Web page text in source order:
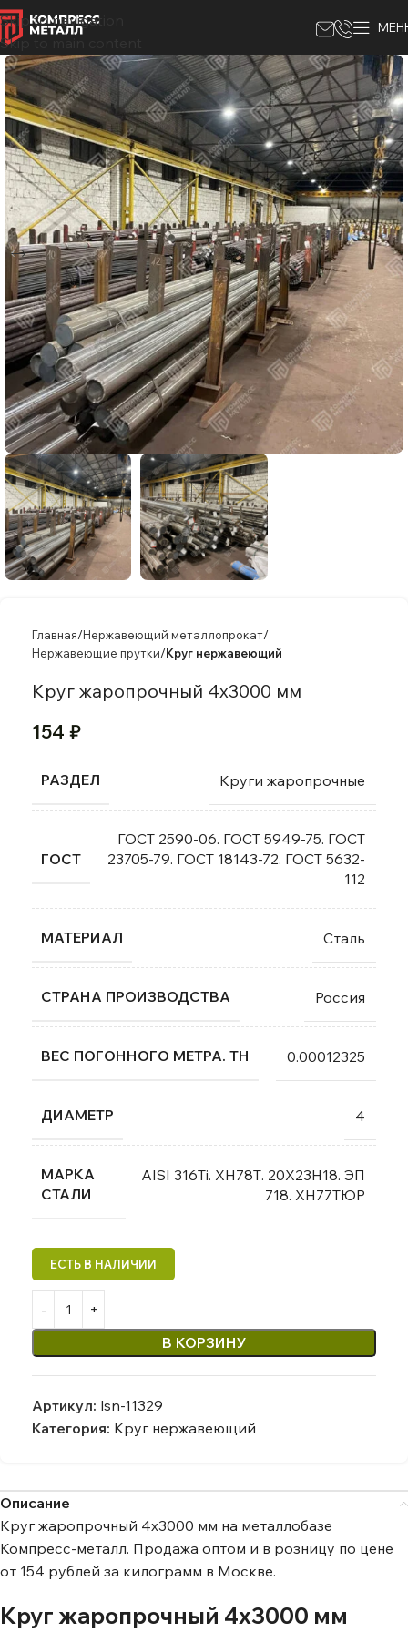
Skip to navigation
Skip to main content
Главная Нержавеющий металлопрокат
Нержавеющие прутки Круг нержавеющий
Круг жаропрочный 4х3000 мм
154 ₽
РАЗДЕЛ Круги жаропрочные
ГОСТ
ГОСТ 2590-06. ГОСТ 5949-75. ГОСТ
23705-79. ГОСТ 18143-72. ГОСТ 5632-
112
МАТЕРИАЛ Сталь
СТРАНА ПРОИЗВОДСТВА Россия
ВЕС ПОГОННОГО МЕТРА. ТН 0.00012325
ДИАМЕТР 4
МАРКА
СТАЛИ
AISI 316Ti. ХН78Т. 20Х23Н18. ЭП
718. ХН77ТЮР
В КОРЗИНУ
Артикул: lsn-11329
Категория: Круг нержавеющий
Описание
Круг жаропрочный 4х3000 мм на металлобазе
Компресс-металл. Продажа оптом и в розницу по цене
от 154 рублей за килограмм в Москве.
Круг жаропрочный 4х3000 мм